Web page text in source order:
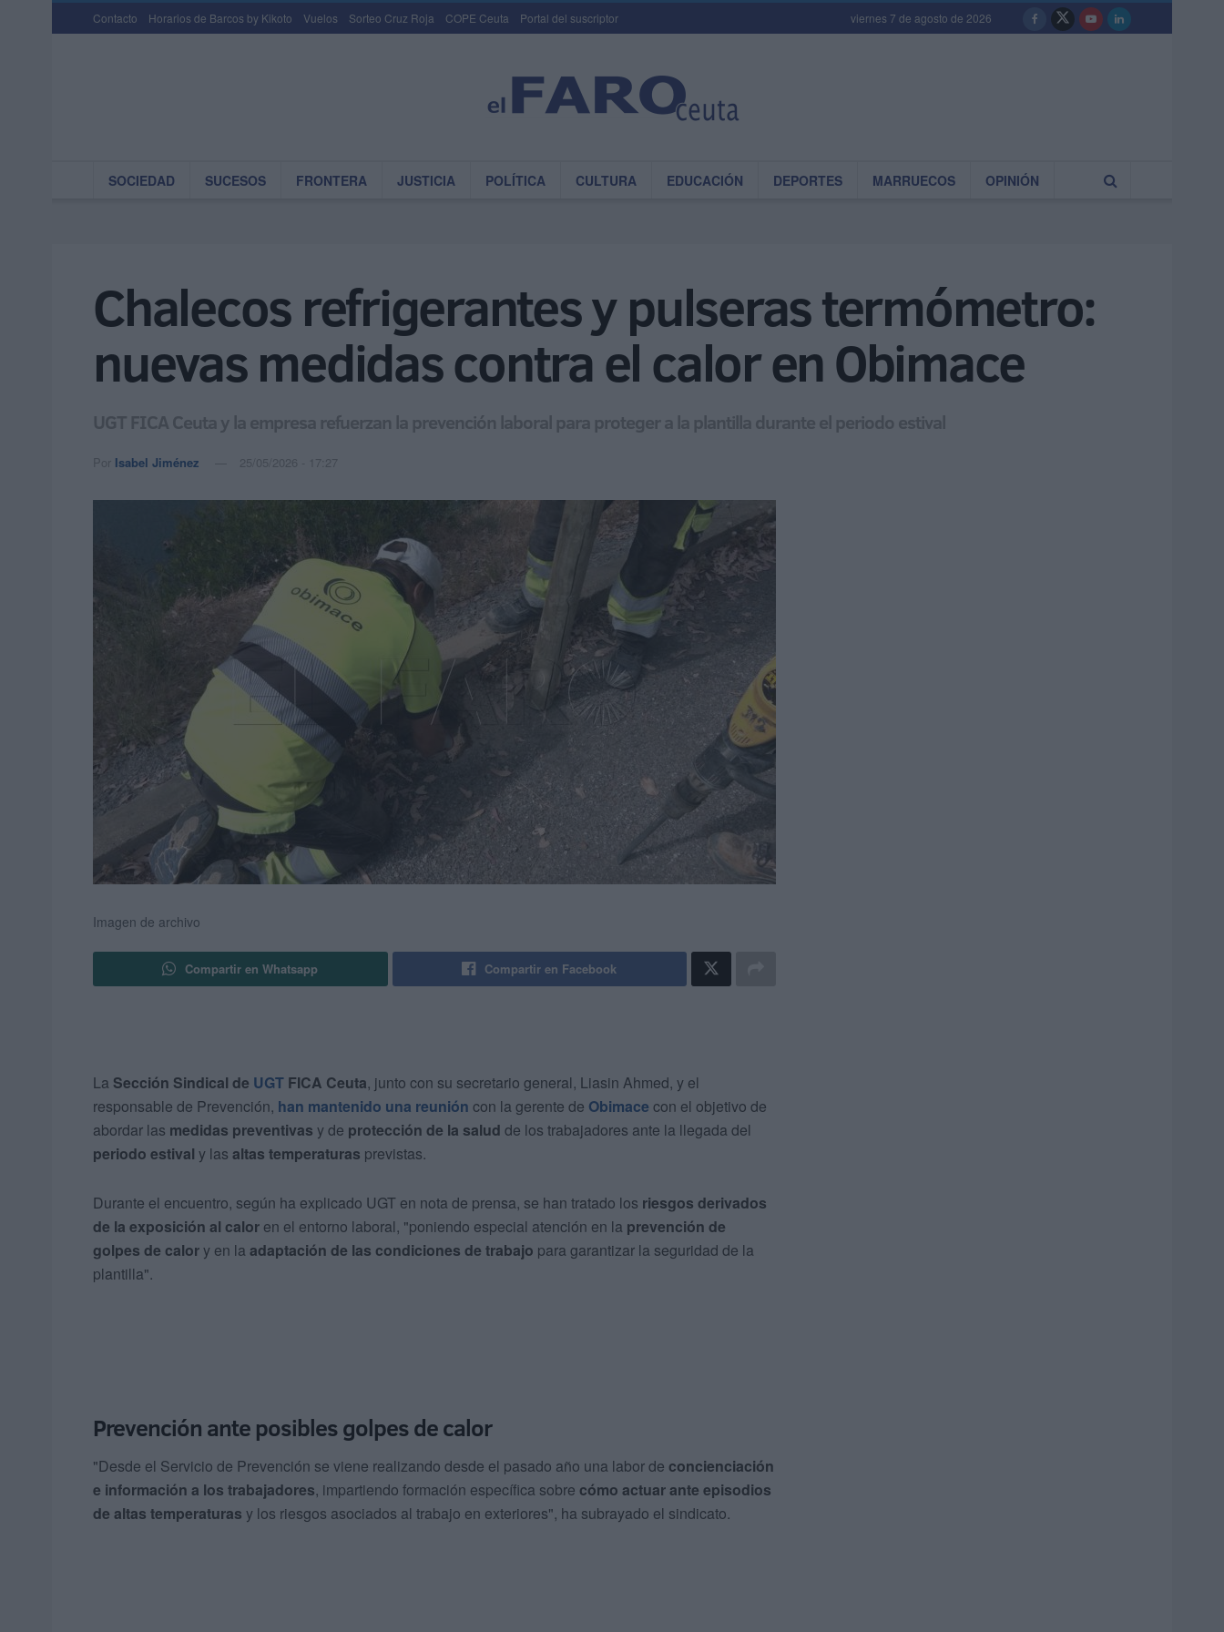
Contacto Horarios de Barcos by Kikoto Vuelos Sorteo Cruz Roja COPE Ceuta Portal del suscriptor viernes 7 de agosto de 2026
SOCIEDAD SUCESOS FRONTERA JUSTICIA POLÍTICA CULTURA EDUCACIÓN DEPORTES MARRUECOS OPINIÓN
Chalecos refrigerantes y pulseras termómetro:
nuevas medidas contra el calor en Obimace
UGT FICA Ceuta y la empresa refuerzan la prevención laboral para proteger a la plantilla durante el periodo estival
Por Isabel Jiménez 25/05/2026 - 17:27
Imagen de archivo
Compartir en Whatsapp Compartir en Facebook
La Sección Sindical de UGT FICA Ceuta, junto con su secretario general, Liasin Ahmed, y el
responsable de Prevención, han mantenido una reunión con la gerente de Obimace con el objetivo de
abordar las medidas preventivas y de protección de la salud de los trabajadores ante la llegada del
periodo estival y las altas temperaturas previstas.
Durante el encuentro, según ha explicado UGT en nota de prensa, se han tratado los riesgos derivados
de la exposición al calor en el entorno laboral, "poniendo especial atención en la prevención de
golpes de calory en la adaptación de las condiciones de trabajo para garantizar la seguridad de la
plantilla".
Prevención ante posibles golpes de calor
"Desde el Servicio de Prevención se viene realizando desde el pasado año una labor de concienciación
e información a los trabajadores, impartiendo formación específica sobre cómo actuar ante episodios
de altas temperaturas y los riesgos asociados al trabajo en exteriores", ha subrayado el sindicato.